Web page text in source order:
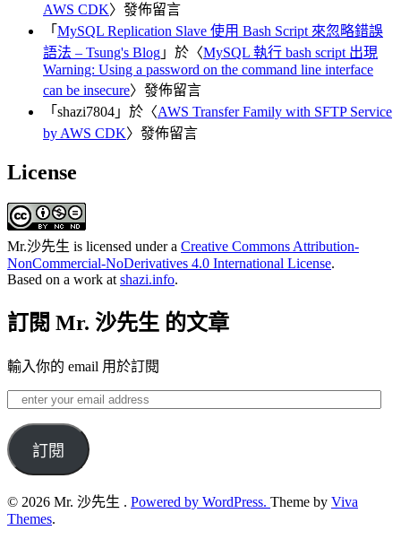
AWS CDK〉發佈留言
「 MySQL Replication Slave 使用 Bash Script 來忽略錯誤
語法 – Tsung's Blog 」於〈MySQL 執行 bash script 出現
Warning: Using a password on the command line interface
can be insecure〉發佈留言
「 shazi7804 」於〈AWS Transfer Family with SFTP Service
by AWS CDK〉發佈留言
License
Mr.沙先生 is licensed under a Creative Commons Attribution-
NonCommercial-NoDerivatives 4.0 International License.
Based on a work at shazi.info.
訂閱 Mr. 沙先生 的文章
輸入你的 email 用於訂閱
enter
your
email
address訂閱
© 2026 Mr. 沙先生 . Powered by WordPress. Theme by Viva
Themes.